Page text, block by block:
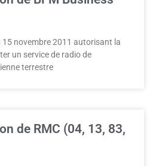
15 novembre 2011 autorisant la
un service de radio de
terrestre
de RMC (04, 13, 83,